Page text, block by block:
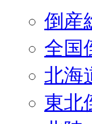
倒産
全国
北海
東北